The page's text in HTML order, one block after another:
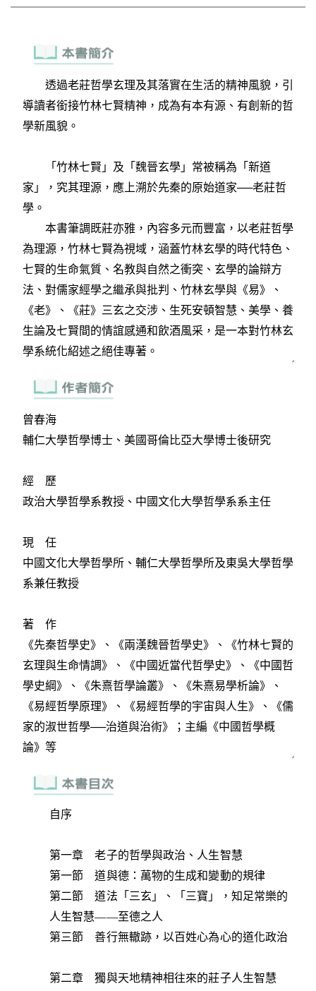
自序
第一章 老子的哲學與政治、人生智慧
第一節 道與德：萬物的生成和變動的規律
第二節 道法「三玄」、「三寶」，知足常樂的
人生智慧——至德之人
第三節 善行無轍跡，以百姓心為心的道化政治
第二章 獨與天地精神相往來的莊子人生智慧